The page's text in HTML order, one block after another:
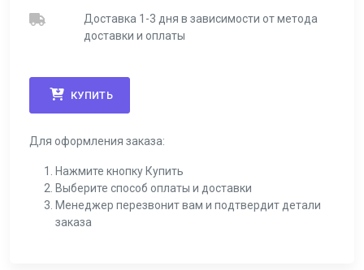
Доставка 1-3 дня в зависимости от метода
доставки и оплаты
КУПИТЬ
Для оформления заказа:
Нажмите кнопку Купить
Выберите способ оплаты и доставки
Менеджер перезвонит вам и подтвердит детали
заказа